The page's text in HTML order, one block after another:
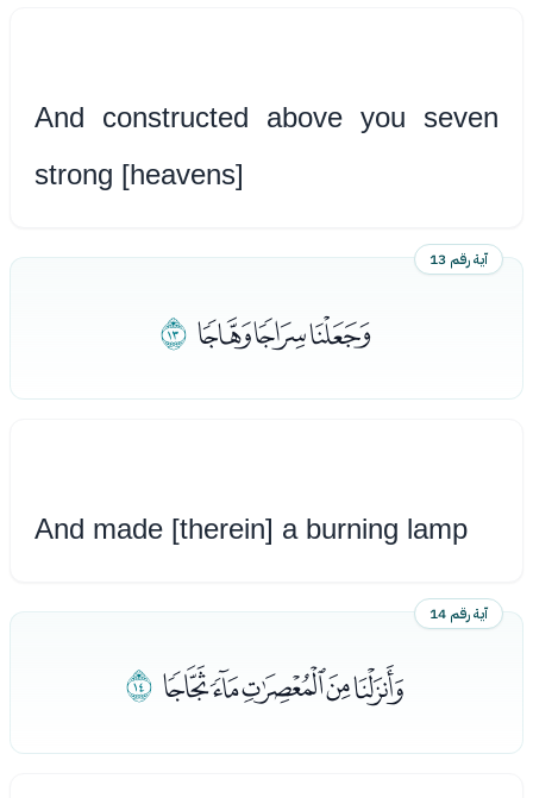
And constructed above you seven
strong [heavens]
آية رقم 13
ﮀﮁﮂﮃ
And made [therein] a burning lamp
آية رقم 14
ﮄﮅﮆﮇﮈﮉ